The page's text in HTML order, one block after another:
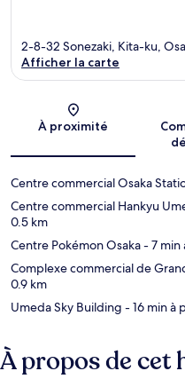
2-8-32 Sonezaki, Kita-ku,
Afficher la carte
À proximité
Centre commercial Osaka
Centre commercial Hankyu
0.5 km
Centre Pokémon Osaka- 7 min
Complexe commercial de
0.9 km
Umeda Sky Building - 16 min à
À propos de cet